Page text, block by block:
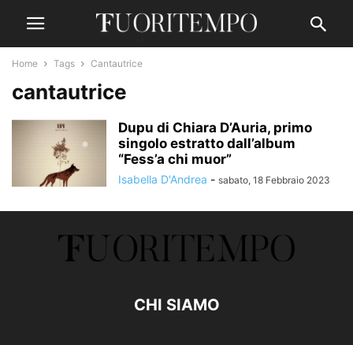
Home Tags Cantautrice
cantautrice
Dupu di Chiara D’Auria, primo
singolo estratto dall’album
“Fess’a chi muor”
Isabella D'Andrea - sabato, 18 Febbraio 2023
CHI SIAMO